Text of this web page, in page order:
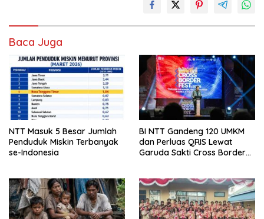
Baca Juga
NTT Masuk 5 Besar Jumlah
Penduduk Miskin Terbanyak
se-Indonesia
BI NTT Gandeng 120 UMKM
dan Perluas QRIS Lewat
Garuda Sakti Cross Border